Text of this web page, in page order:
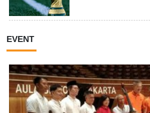
EVENT